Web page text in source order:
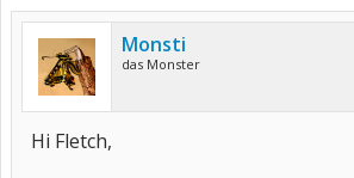
Monsti
das Monster
Hi Fletch,